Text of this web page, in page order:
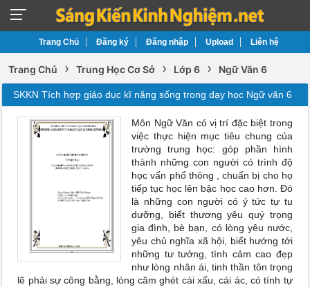
Trang Chủ Đăng ký Đăng nhập Upload Liên hệ
Trang Chủ › Trung Học Cơ Sở › Lớp 6 › Ngữ Văn 6
SKKN Tích hợp giáo dục kĩ năng sống trong dạy học Ngữ văn 6
Môn Ngữ Văn có vị trí đặc biệt trong
việc thực hiện mục tiêu chung của
trường trung học: góp phần hình
thành những con người có trình độ
học vấn phổ thông , chuẩn bị cho họ
tiếp tục học lên bậc học cao hơn. Đó
là những con người có ý tức tự tu
dưỡng, biết thương yêu quý trọng
gia đình, bè bạn, có lòng yêu nước,
yêu chủ nghĩa xã hội, biết hướng tới
những tư tưởng, tình cảm cao đẹp
như lòng nhân ái, tinh thần tôn trọng
lẽ phải sự công bằng, lòng căm ghét cái xấu, cái ác, có tính tự